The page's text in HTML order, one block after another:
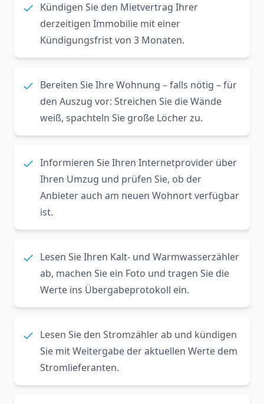
Kündigen Sie den Mietvertrag Ihrer
derzeitigen Immobilie mit einer
Kündigungsfrist von 3 Monaten.
Bereiten Sie Ihre Wohnung – falls nötig – für
den Auszug vor: Streichen Sie die Wände
weiß, spachteln Sie große Löcher zu.
Informieren Sie Ihren Internetprovider über
Ihren Umzug und prüfen Sie, ob der
Anbieter auch am neuen Wohnort verfügbar
ist.
Lesen Sie Ihren Kalt- und Warmwasserzähler
ab, machen Sie ein Foto und tragen Sie die
Werte ins Übergabeprotokoll ein.
Lesen Sie den Stromzähler ab und kündigen
Sie mit Weitergabe der aktuellen Werte dem
Stromlieferanten.